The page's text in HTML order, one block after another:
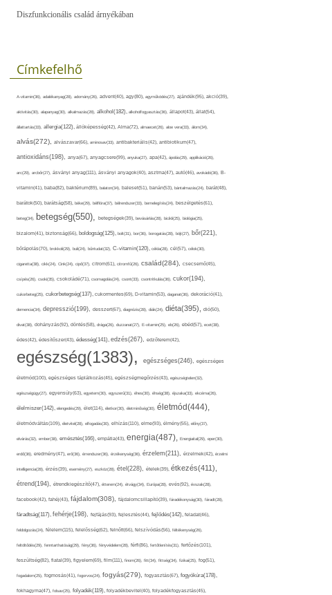
Diszfunkcionális család árnyékában
Címkefelhő
A-vitamin(36), adalékanyag(28), adomány(26), advent(40), agy(80), agyműködés(27), ajándék(95), akció(39),
aktivitás(30), alapanyag(30), alkalmazás(28), alkohol(182), alkoholfogyasztás(36), állapot(43), állat(54),
állattartás(33), allergia(122), állóképesség(42), Alma(72), almaecet(26), aloe vera(33), álom(34),
alvás(272), alvászavar(66), aminosav(33), antibakteriális(42), antibiotikum(47),
antioxidáns(198), anya(67), anyagcsere(99), anyuka(27), apa(42), ápolás(29), applikáció(26),
arc(29), arcbőr(27), ásványi anyag(111), ásványi anyagok(40), asztma(47), autó(46), avokádó(36), B-
vitamin(41), baba(82), baktérium(89), balaton(34), baleset(51), banán(53), bántalmazás(24), barát(48),
barátok(50), barátság(58), béke(29), bélflóra(37), bélrendszer(33), bemelegítés(24), beszélgetés(61),
beteg(34), betegség(550), betegségek(39), bevásárlás(28), bicikli(25), biológia(25),
bizalom(41), biztonság(66), boldogság(125), bolt(31), bor(36), borogatás(28), böjt(27), bőr(221),
bőrápolás(70), brokkoli(29), buli(24), bűntudat(32), C-vitamin(120), cékla(28), cél(57), célok(30),
cigaretta(38), cikk(24), Cink(24), cipő(37), citrom(61), citromfű(26), család(284), csecsemő(45),
csípés(26), csoki(35), csokoládé(71), csomagolás(24), csont(33), csontritkulás(36), cukor(194),
cukorbeteg(25), cukorbetegség(137), cukormentes(69), D-vitamin(53), daganat(36), dekoráció(41),
demencia(34), depresszió(199), desszert(67), diagnózis(28), diák(24), diéta(395), dió(50),
divat(38), dohányzás(92), döntés(58), drága(26), duzzanat(27), E-vitamin(25), eb(26), ebéd(57), ecet(38),
édes(42), édesítőszer(43), édesség(141), edzés(267), edzőterem(42),
egészség(1383), egészséges(246), egészséges
életmód(100), egészséges táplálkozás(45), egészségmegőrzés(43), egészségtelen(32),
egészségügy(27), egyensúly(63), egyetem(30), egyszerű(31), éhes(30), éhség(38), éjszaka(33), ekcéma(26),
élelmiszer(142), elengedés(29), élet(114), életkor(30), életminőség(30), életmód(444),
életmódváltás(109), életvitel(28), elfogadás(30), elhízás(110), elme(93), élmény(55), előny(37),
elvárás(32), ember(38), emésztés(166), empátia(43), energia(487), Energiaital(29), eper(30),
erdő(36), eredmény(47), erő(36), érrendszer(36), érzékenység(36), érzelem(211), érzelmek(42), érzelmi
intelligencia(28), érzés(39), esemény(27), eszköz(28), étel(228), ételek(39), étkezés(411),
étrend(194), étrendkiegészítő(47), étterem(24), étvágy(34), Európa(28), evés(92), évszak(28),
facebook(42), fahéj(43), fájdalom(308), fájdalomcsillapító(39), fáradékonyság(30), fáradt(28),
fáradtság(117), fehérje(198), fejfájás(93), fejlesztés(44), fejlődés(142), feladat(46),
feldolgozás(24), félelem(115), felelősség(62), felnőtt(66), felszívódás(56), féltékenység(26),
feltöltődés(29), fenntarthatóság(29), fény(36), fényvédelem(28), férfi(86), fertőtlenítés(31), fertőzés(101),
feszültség(82), fiatal(39), figyelem(69), film(111), finom(26), fitt(34), fittség(34), fizikai(25), fog(51),
fogadalom(25), fogmosás(41), fogorvos(24), fogyás(279), fogyasztás(67), fogyókúra(178),
fokhagyma(47), folsav(25), folyadék(119), folyadékbevitel(40), folyadékfogyasztás(45),